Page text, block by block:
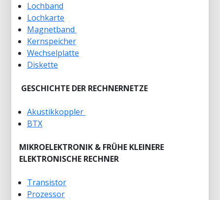
Lochband
Lochkarte
Magnetband
Kernspeicher
Wechselplatte
Diskette
GESCHICHTE DER RECHNERNETZE
Akustikkoppler
BTX
MIKROELEKTRONIK & FRÜHE KLEINERE
ELEKTRONISCHE RECHNER
Transistor
Prozessor